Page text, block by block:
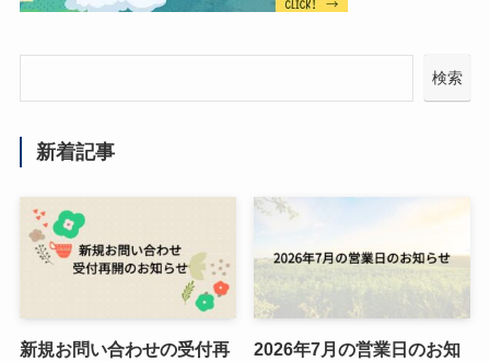
検索
新着記事
新規お問い合わせの受付再
2026年7月の営業日のお知